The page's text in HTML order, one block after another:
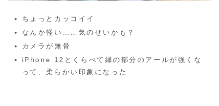
ちょっとカッコイイ
なんか軽い……気のせいかも？
カメラが無骨
iPhone 12とくらべて縁の部分のアールが強くな
って、柔らかい印象になった